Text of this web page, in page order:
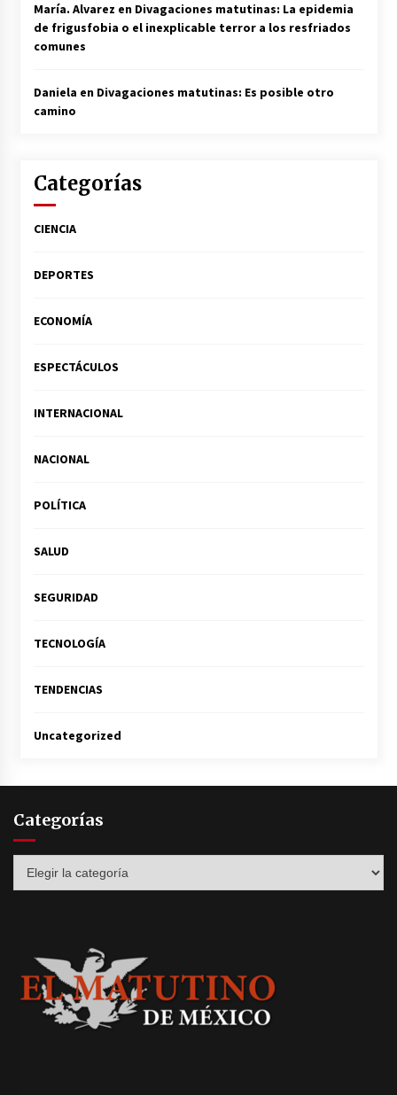
María. Alvarez en Divagaciones matutinas: La epidemia
de frigusfobia o el inexplicable terror a los resfriados
comunes
Daniela en Divagaciones matutinas: Es posible otro
camino
Categorías
CIENCIA
DEPORTES
ECONOMÍA
ESPECTÁCULOS
INTERNACIONAL
NACIONAL
POLÍTICA
SALUD
SEGURIDAD
TECNOLOGÍA
TENDENCIAS
Uncategorized
Categorías